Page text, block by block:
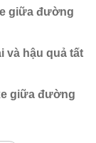
giữa đường
và hậu quả tất
giữa đường